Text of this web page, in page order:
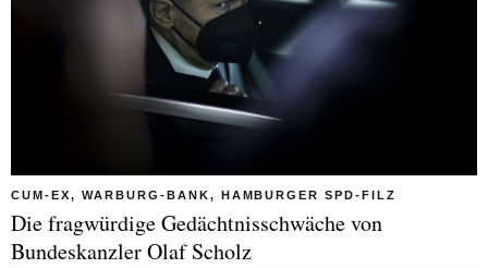
CUM-EX, WARBURG-BANK, HAMBURGER SPD-FILZ
Die fragwürdige Gedächtnisschwäche von
Bundeskanzler Olaf Scholz